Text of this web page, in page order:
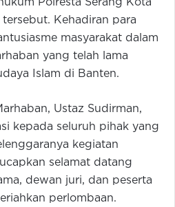
Polresta Serang Kota
Kehadiran para
masyarakat dalam
yang telah lama
Islam di Banten.
Ustaz Sudirman,
kepada seluruh pihak yang
kegiatan
selamat datang
dewan juri, dan peserta
perlombaan.